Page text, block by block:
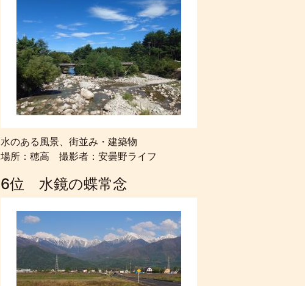
水のある風景、街並み・建築物
場所：穂高 撮影者：安曇野ライフ
6位 水鏡の蝶常念